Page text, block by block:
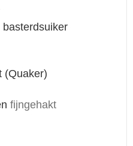
basterdsuiker
(Quaker)
fijngehakt